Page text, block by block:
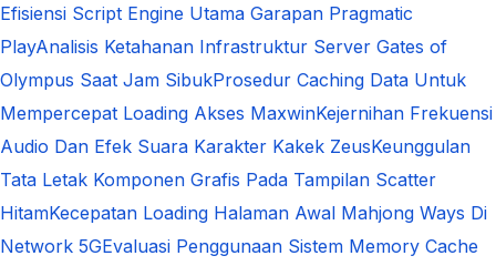
Efisiensi Script Engine Utama Garapan Pragmatic
PlayAnalisis Ketahanan Infrastruktur Server Gates of
Olympus Saat Jam SibukProsedur Caching Data Untuk
Mempercepat Loading Akses MaxwinKejernihan Frekuensi
Audio Dan Efek Suara Karakter Kakek ZeusKeunggulan
Tata Letak Komponen Grafis Pada Tampilan Scatter
HitamKecepatan Loading Halaman Awal Mahjong Ways Di
Network 5GEvaluasi Penggunaan Sistem Memory Cache